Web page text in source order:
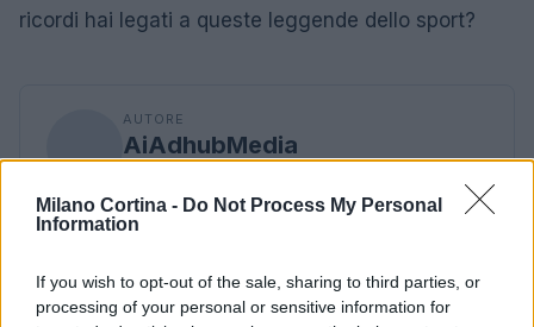
Milano Cortina - Do Not Process My Personal
Information
If you wish to opt-out of the sale, sharing to third parties, or
processing of your personal or sensitive information for
ricordi hai legati a queste leggende dello sport?
AUTORE
AiAdhubMedia